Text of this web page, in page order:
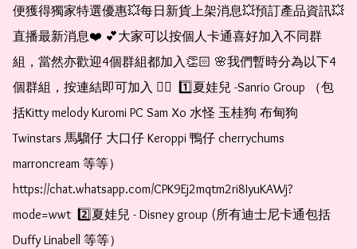
便獲得獨家特選優惠💥每日新貨上架消息💥預訂產品資訊💥
直播最新消息❤️ 💕大家可以按個人卡通喜好加入不同群
組，當然亦歡迎4個群組都加入👏🏻 🌸我們暫時分為以下4
個群組，按連結即可加入 👇🏻  1️⃣夏娃兒 -Sanrio Group （包
括Kitty melody Kuromi PC Sam Xo 水怪 玉桂狗 布甸狗
Twinstars 馬騮仔 大口仔 Keroppi 鴨仔 cherrychums
marroncream 等等）
https://chat.whatsapp.com/CPK9Ej2mqtm2ri8IyuKAWj?
mode=wwt  2️⃣夏娃兒 - Disney group (所有迪士尼卡通包括
Duffy Linabell 等等）